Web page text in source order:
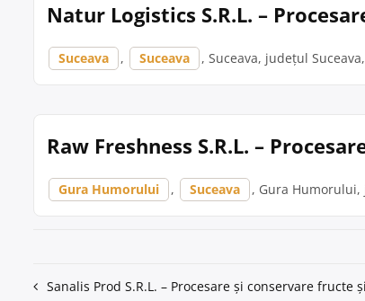
Natur Logistics S.R.L. –
Suceava , Suceava , Suceava, județul
Raw Freshness S.R.L. –
Gura Humorului , Suceava , Gura Humorului,
Navigare
Sanalis Prod S.R.L. – Procesare și conservare fructe